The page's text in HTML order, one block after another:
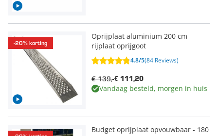
-20% korting
Oprijplaat aluminium 200 cm
rijplaat oprijgoot
4.8/5(84 Reviews)
€ 111,20
€ 139,-
Vandaag besteld, morgen in huis
Budget oprijplaat opvouwbaar - 180